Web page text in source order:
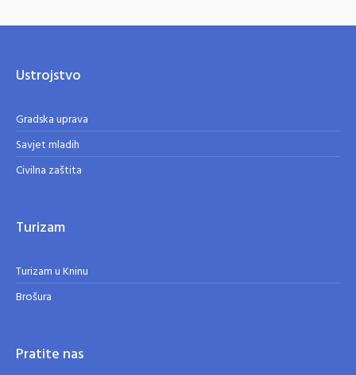
Ustrojstvo
Gradska uprava
Savjet mladih
Civilna zaštita
Turizam
Turizam u Kninu
Brošura
Pratite nas